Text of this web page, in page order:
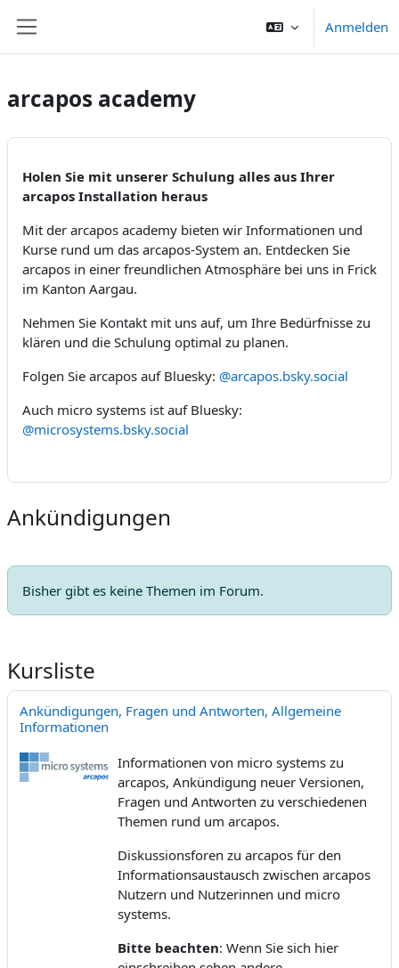
Anmelden
arcapos academy
Holen Sie mit unserer Schulung alles aus Ihrer
arcapos Installation heraus
Mit der arcapos academy bieten wir Informationen und
Kurse rund um das arcapos-System an. Entdecken Sie
arcapos in einer freundlichen Atmosphäre bei uns in Frick
im Kanton Aargau.
Nehmen Sie Kontakt mit uns auf, um Ihre Bedürfnisse zu
klären und die Schulung optimal zu planen.
Folgen Sie arcapos auf Bluesky: @arcapos.bsky.social
Auch micro systems ist auf Bluesky:
@microsystems.bsky.social
Ankündigungen
Bisher gibt es keine Themen im Forum.
Kursliste
Ankündigungen, Fragen und Antworten, Allgemeine
Informationen
Informationen von micro systems zu
arcapos, Ankündigung neuer Versionen,
Fragen und Antworten zu verschiedenen
Themen rund um arcapos.
Diskussionsforen zu arcapos für den
Informationsaustausch zwischen arcapos
Nutzern und Nutzerinnen und micro
systems.
Bitte beachten: Wenn Sie sich hier